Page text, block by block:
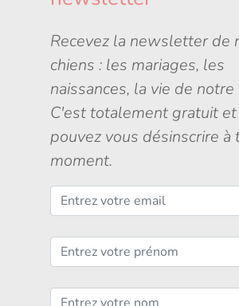
Recevez la newsletter de
chiens : les mariages, les
naissances, la vie de
C'est totalement gratuit
pouvez vous désinscrire à
moment.